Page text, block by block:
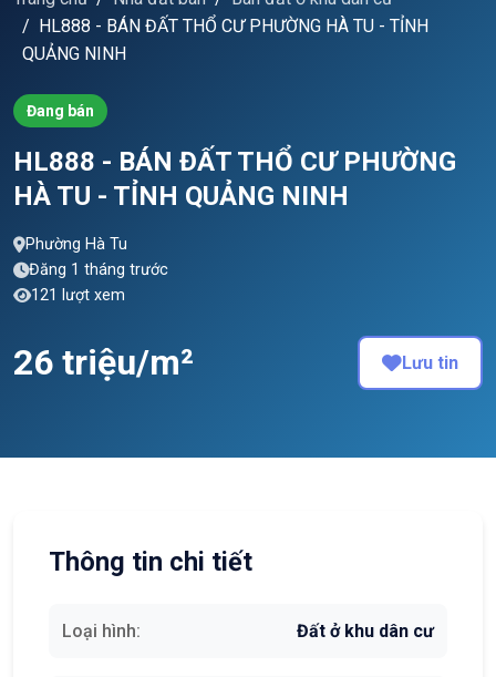
HL888 - BÁN ĐẤT THỔ CƯ PHƯỜNG HÀ TU - TỈNH
QUẢNG NINH
Đang bán
HL888 - BÁN ĐẤT THỔ CƯ PHƯỜNG
HÀ TU - TỈNH QUẢNG NINH
Phường Hà Tu
Đăng 1 tháng trước
121 lượt xem
26 triệu/m² Lưu tin
Thông tin chi tiết
Loại hình: Đất ở khu dân cư